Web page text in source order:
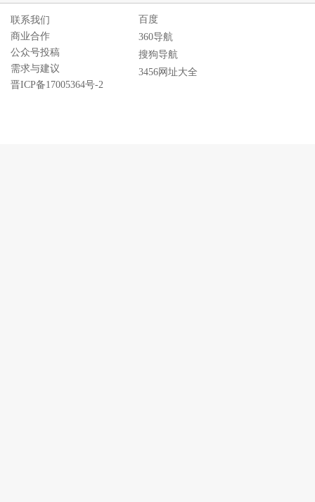
联系我们
商业合作
公众号投稿
需求与建议
晋ICP备17005364号-2
百度
360导航
搜狗导航
3456网址大全